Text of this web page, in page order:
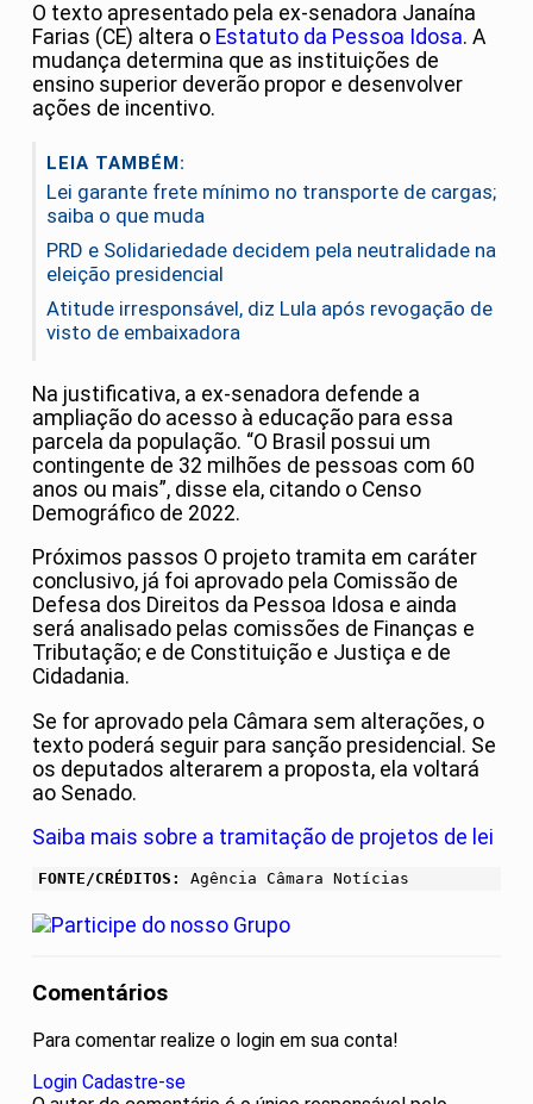
O texto apresentado pela ex-senadora Janaína
Farias (CE) altera o Estatuto da Pessoa Idosa. A
mudança determina que as instituições de
ensino superior deverão propor e desenvolver
ações de incentivo.
LEIA TAMBÉM:
Lei garante frete mínimo no transporte de cargas;
saiba o que muda
PRD e Solidariedade decidem pela neutralidade na
eleição presidencial
Atitude irresponsável, diz Lula após revogação de
visto de embaixadora
Na justificativa, a ex-senadora defende a
ampliação do acesso à educação para essa
parcela da população. “O Brasil possui um
contingente de 32 milhões de pessoas com 60
anos ou mais”, disse ela, citando o Censo
Demográfico de 2022.
Próximos passos O projeto tramita em caráter
conclusivo, já foi aprovado pela Comissão de
Defesa dos Direitos da Pessoa Idosa e ainda
será analisado pelas comissões de Finanças e
Tributação; e de Constituição e Justiça e de
Cidadania.
Se for aprovado pela Câmara sem alterações, o
texto poderá seguir para sanção presidencial. Se
os deputados alterarem a proposta, ela voltará
ao Senado.
Saiba mais sobre a tramitação de projetos de lei
FONTE/CRÉDITOS: Agência Câmara Notícias
Comentários
Para comentar realize o login em sua conta!
Login Cadastre-se